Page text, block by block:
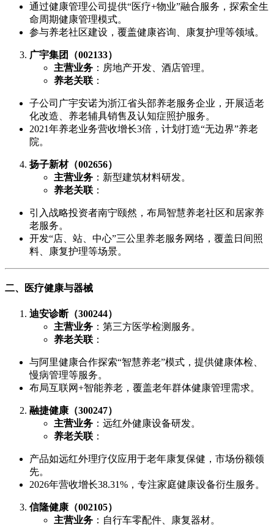
通过健康管理公司提供“医疗+物业”融合服务，探索全生
命周期健康管理模式。
参与养老社区建设，覆盖健康咨询、康复护理等领域。
广宇集团（002133）
主营业务 ：房地产开发、酒店管理。
养老关联 ：
子公司广宇安诺为浙江省头部养老服务企业，开展适老
化改造、养老辅具销售及认知症照护服务。
2021年养老业务营收增长3倍，计划打造“无边界”养老
院。
扬子新材（002656）
主营业务 ：新型建筑材料研发。
养老关联 ：
引入战略投资者南宁颐然，布局智慧养老社区和居家养
老服务。
开发“店、站、中心”三公里养老服务网络，覆盖日间照
料、康复护理等场景。
二、医疗健康与器械
迪安诊断（300244）
主营业务 ：第三方医学检测服务。
养老关联 ：
与阿里健康合作探索“智慧养老”模式，提供健康体检、
慢病管理等服务。
布局互联网+智能养老，覆盖老年群体健康管理需求。
融捷健康（300247）
主营业务 ：远红外健康设备研发。
养老关联 ：
产品如远红外理疗仪应用于老年康复保健，市场份额领
先。
2026年营收增长38.31%，专注家庭健康设备衍生服务。
信隆健康（002105）
主营业务 ：自行车零配件、康复器材。